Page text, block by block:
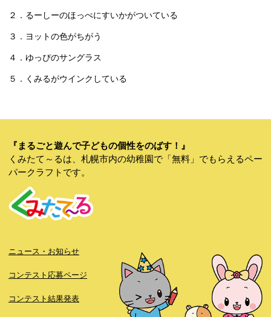
２．るーしーのほっぺにすいかがついている
３．ヨットの色がちがう
４．ゆっぴのサングラス
５．くみるがウインクしている
『まるごと遊んで子どもの個性をのばす！』
くみたて～るは、札幌市内の幼稚園で「無料」でもらえるペー
パークラフトです。
ニュース・お知らせ
コンテスト応募ページ
コンテスト結果発表